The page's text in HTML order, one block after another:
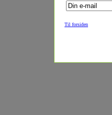
Til forsiden